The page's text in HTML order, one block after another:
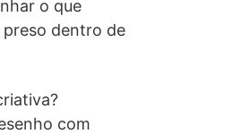
o que
preso dentro de
com